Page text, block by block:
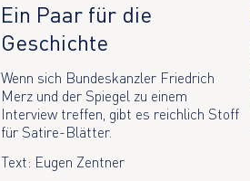
Ein Paar für die
Geschichte
Wenn sich Bundeskanzler Friedrich
Merz und der Spiegel zu einem
Interview treffen, gibt es reichlich Stoff
für Satire-Blätter.
Text: Eugen Zentner